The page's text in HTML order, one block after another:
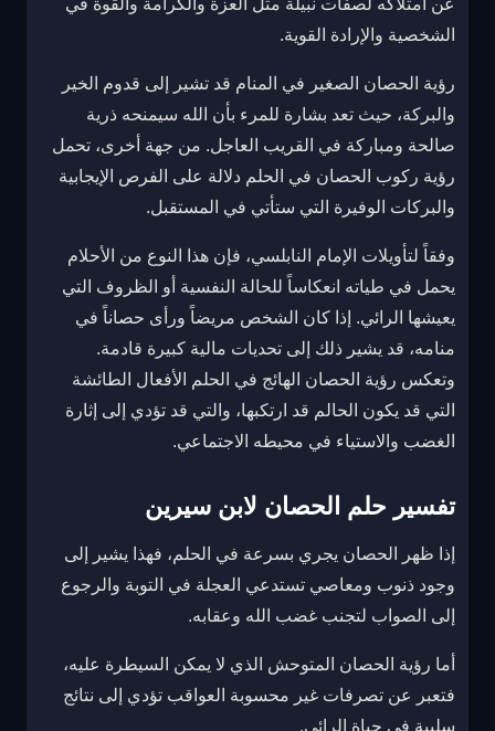
الشخصية والإرادة القوية.
رؤية الحصان الصغير في المنام قد تشير إلى قدوم الخير
والبركة، حيث تعد بشارة للمرء بأن الله سيمنحه ذرية
صالحة ومباركة في القريب العاجل. من جهة أخرى، تحمل
رؤية ركوب الحصان في الحلم دلالة على الفرص الإيجابية
والبركات الوفيرة التي ستأتي في المستقبل.
وفقاً لتأويلات الإمام النابلسي، فإن هذا النوع من الأحلام
يحمل في طياته انعكاساً للحالة النفسية أو الظروف التي
يعيشها الرائي. إذا كان الشخص مريضاً ورأى حصاناً في
منامه، قد يشير ذلك إلى تحديات مالية كبيرة قادمة.
وتعكس رؤية الحصان الهائج في الحلم الأفعال الطائشة
التي قد يكون الحالم قد ارتكبها، والتي قد تؤدي إلى إثارة
الغضب والاستياء في محيطه الاجتماعي.
تفسير حلم الحصان لابن سيرين
إذا ظهر الحصان يجري بسرعة في الحلم، فهذا يشير إلى
وجود ذنوب ومعاصي تستدعي العجلة في التوبة والرجوع
إلى الصواب لتجنب غضب الله وعقابه.
أما رؤية الحصان المتوحش الذي لا يمكن السيطرة عليه،
فتعبر عن تصرفات غير محسوبة العواقب تؤدي إلى نتائج
سلبية في حياة الرائي.